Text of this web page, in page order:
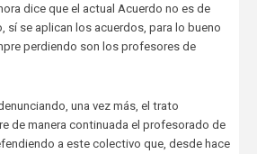
dice que el actual Acuerdo no es de
sí se aplican los acuerdos, para lo bueno
perdiendo son los profesores de
una vez más, el trato
de manera continuada el profesorado de
a este colectivo que, desde hace